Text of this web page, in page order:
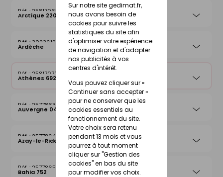
Sur notre site gedimat.fr,
nous avons besoin de
cookies pour suivre les
statistiques du site afin
d'optimiser votre expérience
de navigation et d'adapter
nos publicités à vos
centres d'intérêt.
Vous pouvez cliquer sur «
Continuer sans accepter »
pour ne conserver que les
cookies essentiels au
fonctionnement du site.
Votre choix sera retenu
pendant 13 mois et vous
pourrez à tout moment
cliquer sur "Gestion des
cookies" en bas du site
pour modifier vos choix.
25817065
Arctique 220
30236199
Ardèche
25817072
Athènes 692
25778632
Auvergne 042
25778649
Azay-le-Rideau 026
25778656
Bahia 752